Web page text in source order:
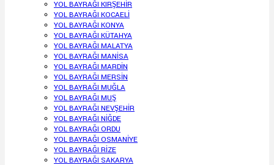
YOL BAYRAĞI KIRŞEHİR
YOL BAYRAĞI KOCAELİ
YOL BAYRAĞI KONYA
YOL BAYRAĞI KÜTAHYA
YOL BAYRAĞI MALATYA
YOL BAYRAĞI MANİSA
YOL BAYRAĞI MARDİN
YOL BAYRAĞI MERSİN
YOL BAYRAĞI MUĞLA
YOL BAYRAĞI MUŞ
YOL BAYRAĞI NEVŞEHİR
YOL BAYRAĞI NİĞDE
YOL BAYRAĞI ORDU
YOL BAYRAĞI OSMANİYE
YOL BAYRAĞI RİZE
YOL BAYRAĞI SAKARYA